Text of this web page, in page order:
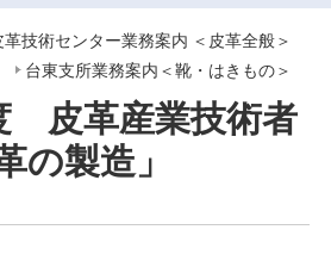
革技術センター業務案内 ＜皮革全般＞
台東支所業務案内＜靴・はきもの＞
皮革産業技術者
の製造」